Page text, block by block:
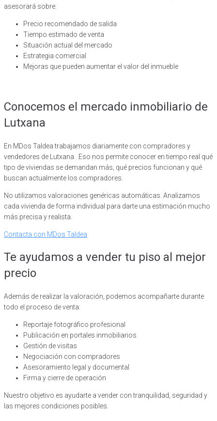
asesorará sobre:
Precio recomendado de salida
Tiempo estimado de venta
Situación actual del mercado
Estrategia comercial
Mejoras que pueden aumentar el valor del inmueble
Conocemos el mercado inmobiliario de
Lutxana
En MDos Taldea trabajamos diariamente con compradores y
vendedores de Lutxana . Eso nos permite conocer en tiempo real qué
tipo de viviendas se demandan más, qué precios funcionan y qué
buscan actualmente los compradores.
No utilizamos valoraciones genéricas automáticas. Analizamos
cada vivienda de forma individual para darte una estimación mucho
más precisa y realista.
Contacta con MDos Taldea
Te ayudamos a vender tu piso al mejor
precio
Además de realizar la valoración, podemos acompañarte durante
todo el proceso de venta:
Reportaje fotográfico profesional
Publicación en portales inmobiliarios
Gestión de visitas
Negociación con compradores
Asesoramiento legal y documental
Firma y cierre de operación
Nuestro objetivo es ayudarte a vender con tranquilidad, seguridad y
las mejores condiciones posibles.